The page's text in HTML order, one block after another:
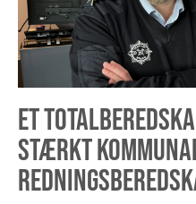
ET
STÆRKT